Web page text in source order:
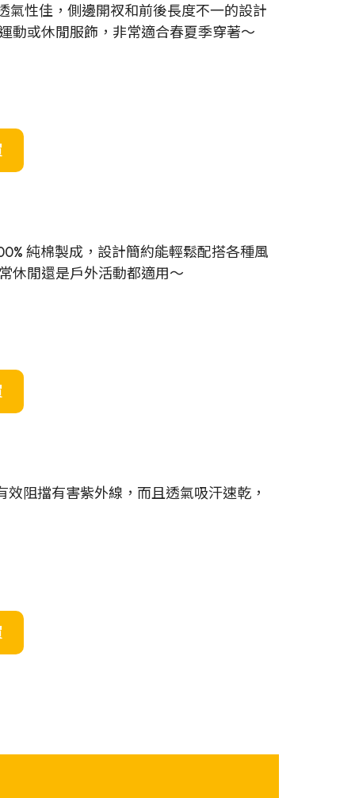
氣性佳，側邊開衩和前後長度不一的設計
動或休閒服飾，非常適合春夏季穿著～
純棉製成，設計簡約能輕鬆配搭各種風
休閒還是戶外活動都適用～
阻擋有害紫外線，而且透氣吸汗速乾，